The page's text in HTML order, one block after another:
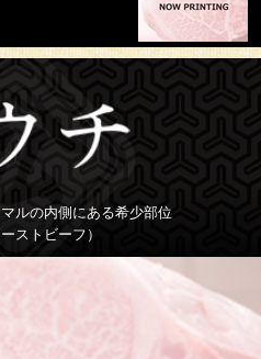
ルの内側にある希少部位
ストビーフ）